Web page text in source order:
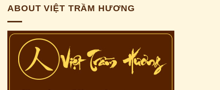
ABOUT VIỆT TRẦM HƯƠNG